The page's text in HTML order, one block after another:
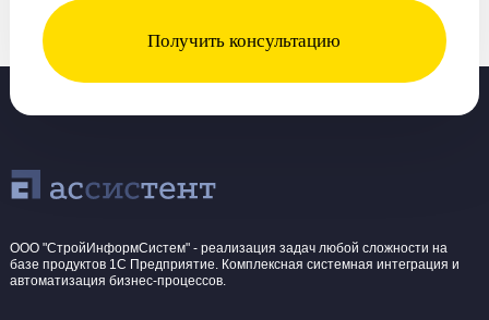
Получить консультацию
ООО "СтройИнформСистем" - реализация задач любой сложности на
базе продуктов 1С Предприятие. Комплексная системная интеграция и
автоматизация бизнес-процессов.